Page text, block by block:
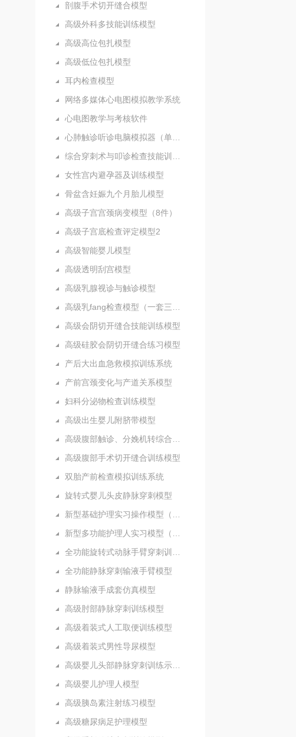
剖腹手术切开缝合模型
高级外科多技能训练模型
高级高位包扎模型
高级低位包扎模型
耳内检查模型
网络多媒体心电图模拟教学系统
心电图教学与考核软件
女性宫内避孕器及训练模型
骨盆含妊娠九个月胎儿模型
高级子宫宫颈病变模型（8件）
高级子宫底检查评定模型2
高级智能婴儿模型
高级透明刮宫模型
高级乳腺视诊与触诊模型
高级会阴切开缝合技能训练模型
高级硅胶会阴切开缝合练习模型
产后大出血急救模拟训练系统
产前宫颈变化与产道关系模型
妇科分泌物检查训练模型
高级出生婴儿附脐带模型
高级腹部手术切开缝合训练模型
双胎产前检查模拟训练系统
旋转式婴儿头皮静脉穿刺模型
全功能静脉穿刺输液手臂模型
静脉输液手成套仿真模型
高级肘部静脉穿刺训练模型
高级着装式人工取便训练模型
高级着装式男性导尿模型
高级婴儿护理人模型
高级胰岛素注射练习模型
高级糖尿病足护理模型